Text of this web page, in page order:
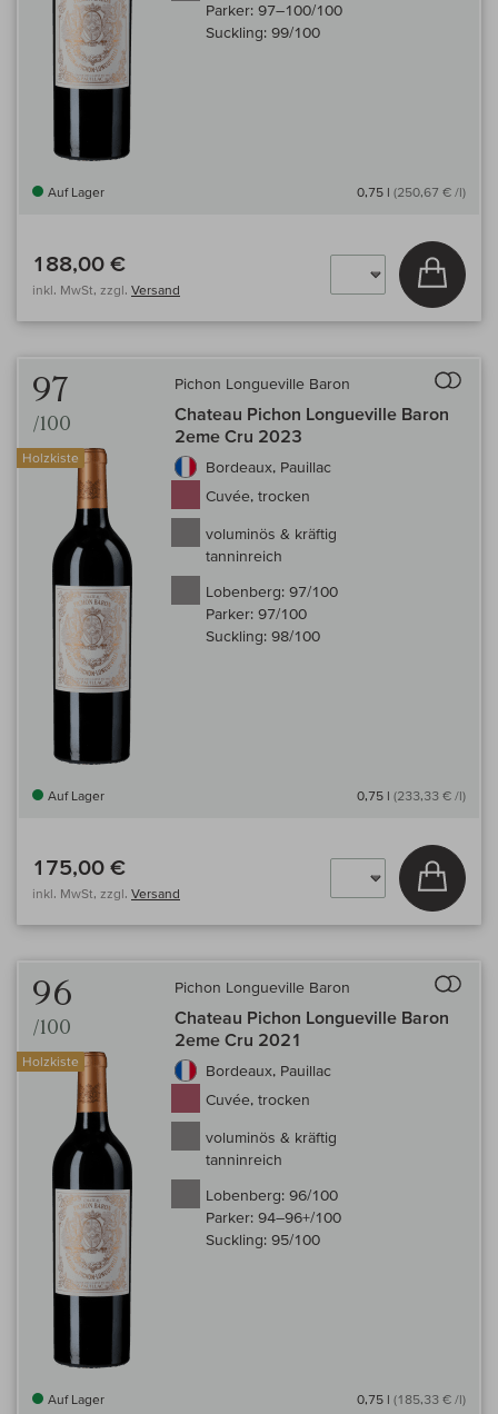
Parker: 97–100/100
Suckling: 99/100
Auf Lager 0,75 l (250,67 € /l)
188,00 €
inkl. MwSt, zzgl. Versand
In
97
/100
Holzkiste
Pichon Longueville Baron
Chateau Pichon Longueville Baron
2eme Cru 2023
Bordeaux, Pauillac
Cuvée, trocken
voluminös & kräftig
tanninreich
Lobenberg: 97/100
Parker: 97/100
Suckling: 98/100
Auf Lager 0,75 l (233,33 € /l)
175,00 €
inkl. MwSt, zzgl. Versand
In
96
/100
Holzkiste
Pichon Longueville Baron
Chateau Pichon Longueville Baron
2eme Cru 2021
Bordeaux, Pauillac
Cuvée, trocken
voluminös & kräftig
tanninreich
Lobenberg: 96/100
Parker: 94–96+/100
Suckling: 95/100
Auf Lager 0,75 l (185,33 € /l)